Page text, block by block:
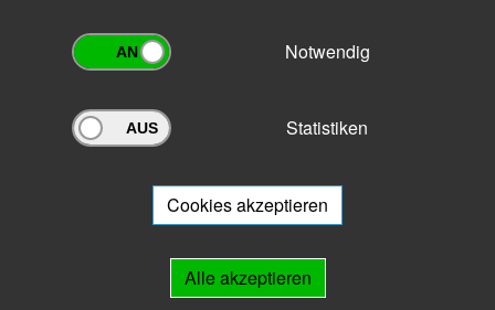
Archivportal Thüringen
Ihnen beratend zur Seite.
Notwendig
Statistiken
Cookies akzeptieren
Alle akzeptieren